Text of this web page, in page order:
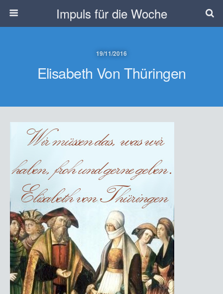
Impuls für die Woche
19/11/2016
Elisabeth Von Thüringen